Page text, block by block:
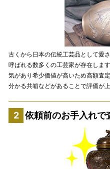
古くから日本の伝統工芸品として愛
呼ばれる数多くの工芸家が存在しま
気があり希少価値が高いため高額査
分かる共箱などがあることで評価が
依頼前のお手入れで